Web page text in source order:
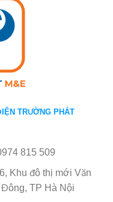
TRƯỜNG PHÁT
815 509
Khu đô thị mới Văn
TP Hà Nội